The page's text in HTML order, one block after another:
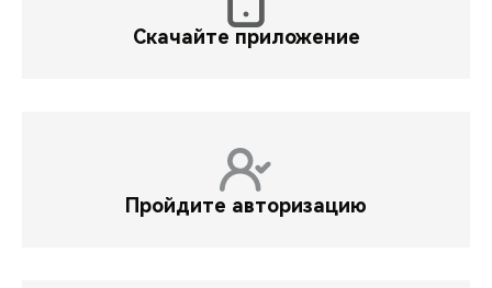
Скачайте приложение
Пройдите авторизацию